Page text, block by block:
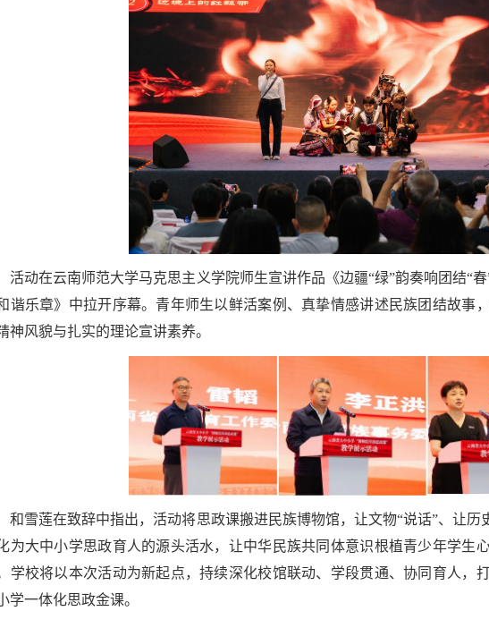
活动在云南师范大学马克思主义学院师生宣讲作品《边疆“绿”韵奏响团结
谐乐章》中拉开序幕。青年师生以鲜活案例、真挚情感讲述民族团结故事
神风貌与扎实的理论宣讲素养。
和雪莲在致辞中指出，活动将思政课搬进民族博物馆，让文物“说话”、让历
为大中小学思政育人的源头活水，让中华民族共同体意识根植青少年学生
学校将以本次活动为新起点，持续深化校馆联动、学段贯通、协同育人，
学一体化思政金课。